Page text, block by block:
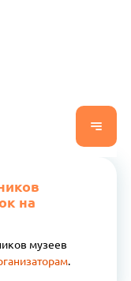
на
музеев
.